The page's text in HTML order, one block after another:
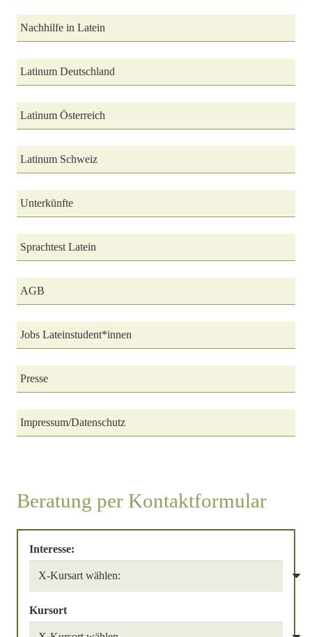
Nachhilfe in Latein
Latinum Deutschland
Latinum Österreich
Latinum Schweiz
Unterkünfte
Sprachtest Latein
AGB
Jobs Lateinstudent*innen
Presse
Impressum/Datenschutz
Beratung per Kontaktformular
Interesse:
Kursort